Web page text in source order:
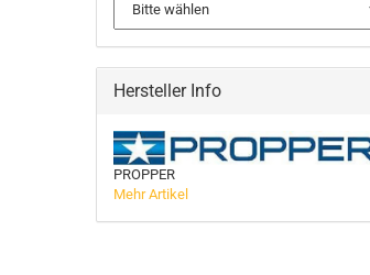
Hersteller Info
PROPPER
Mehr Artikel